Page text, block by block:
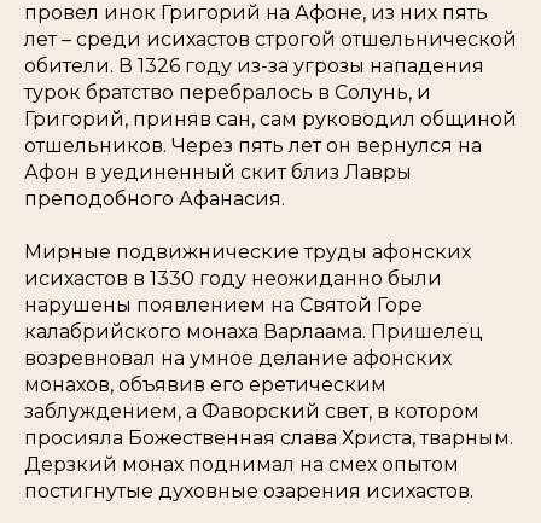
провел инок Григорий на Афоне, из них пять
лет – среди исихастов строгой отшельнической
обители. В 1326 году из-за угрозы нападения
турок братство перебралось в Солунь, и
Григорий, приняв сан, сам руководил общиной
отшельников. Через пять лет он вернулся на
Афон в уединенный скит близ Лавры
преподобного Афанасия.
Мирные подвижнические труды афонских
исихастов в 1330 году неожиданно были
нарушены появлением на Святой Горе
калабрийского монаха Варлаама. Пришелец
возревновал на умное делание афонских
монахов, объявив его еретическим
заблуждением, а Фаворский свет, в котором
просияла Божественная слава Христа, тварным.
Дерзкий монах поднимал на смех опытом
постигнутые духовные озарения исихастов.